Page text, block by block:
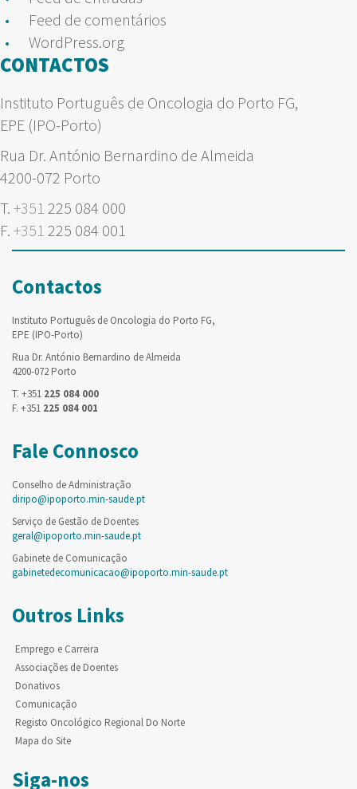
Feed de comentários
WordPress.org
CONTACTOS
Instituto Português de Oncologia do Porto FG,
EPE (IPO-Porto)
Rua Dr. António Bernardino de Almeida
4200-072 Porto
T. +351 225 084 000
F. +351 225 084 001
Contactos
Instituto Português de Oncologia do Porto FG,
EPE (IPO-Porto)
Rua Dr. António Bernardino de Almeida
4200-072 Porto
T. +351 225 084 000
F. +351 225 084 001
Fale Connosco
Conselho de Administração
diripo@ipoporto.min-saude.pt
Serviço de Gestão de Doentes
geral@ipoporto.min-saude.pt
Gabinete de Comunicação
gabinetedecomunicacao@ipoporto.min-saude.pt
Outros Links
Emprego e Carreira
Associações de Doentes
Donativos
Comunicação
Registo Oncológico Regional Do Norte
Mapa do Site
Siga-nos